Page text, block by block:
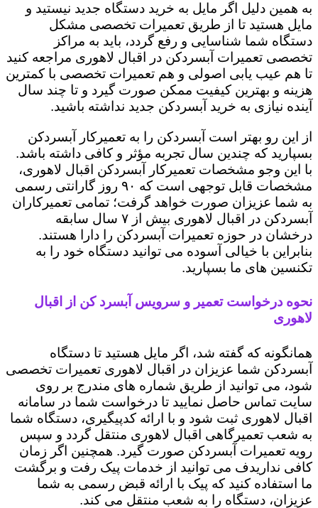
به همین دلیل اگر مایل به خرید دستگاه جدید نیستید و
مایل هستید تا از طریق تعمیرات تخصصی مشکل
دستگاه شما شناسایی و رفع گردد، باید به مراکز
تخصصی تعمیرات آبسردکن در اقبال لاهوری مراجعه کنید
تا هم عیب یابی اصولی و هم تعمیرات تخصصی با کمترین
هزینه و بهترین کیفیت ممکن صورت گیرد و تا چند سال
آینده نیازی به خرید آبسردکن جدید نداشته باشید.
از این رو بهتر است آبسردکن را به تعمیرکار آبسردکن
بسپارید که چندین سال تجربه مؤثر و کافی داشته باشد.
با این وجو مشخصات تعمیرکار آبسردکن اقبال لاهوری،
مشخصات قابل توجهی است که ۹۰ روز گارانتی رسمی
به شما عزیزان صورت خواهد گرفت؛ تمامی تعمیرکاران
آبسردکن در اقبال لاهوری بیش از ۷ سال سابقه
درخشان در حوزه تعمیرات آبسردکن را دارا هستند.
بنابراین با خیالی آسوده می توانید دستگاه خود را به
تکنسین های ما بسپارید.
نحوه درخواست تعمیر و سرویس آبسرد کن از اقبال
لاهوری
همانگونه که گفته شد، اگر مایل هستید تا دستگاه
آبسردکن شما عزیزان در اقبال لاهوری تعمیرات تخصصی
شود، می توانید از طریق شماره های مندرج بر روی
سایت تماس حاصل نمایید تا درخواست شما در سامانه
اقبال لاهوری ثبت شود و با ارائه کدپیگیری، دستگاه شما
به شعب تعمیرگاهی اقبال لاهوری منتقل گردد و سپس
رویه تعمیرات آبسردکن صورت گیرد. همچنین اگر زمان
کافی نداریدف می توانید از خدمات پیک رفت و برگشت
ما استفاده کنید که پیک با ارائه قبض رسمی به شما
عزیزان، دستگاه را به شعب منتقل می کند.